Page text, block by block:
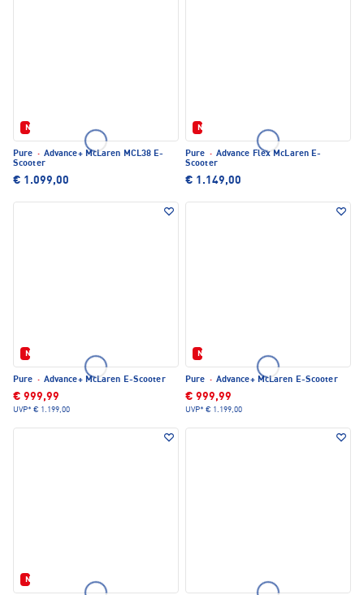
Neu
Pure · Advance+ McLaren MCL38 E-
Scooter
€ 1.099,00
Neu
Pure · Advance Flex McLaren E-
Scooter
€ 1.149,00
Neu
Pure · Advance+ McLaren E-Scooter
€ 999,99
UVP* € 1.199,00
Neu
Pure · Advance+ McLaren E-Scooter
€ 999,99
UVP* € 1.199,00
Neu